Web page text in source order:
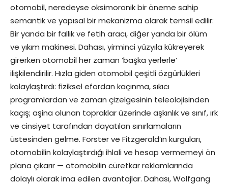
otomobil, neredeyse oksimoronik bir öneme sahip
semantik ve yapısal bir mekanizma olarak temsil edilir:
Bir yanda bir fallik ve fetih aracı, diğer yanda bir ölüm
ve yıkım makinesi. Dahası, yirminci yüzyıla kükreyerek
girerken otomobil her zaman ‘başka yerlerle’
ilişkilendirilir. Hızla giden otomobil çeşitli özgürlükleri
kolaylaştırdı: fiziksel efordan kaçınma, sıkıcı
programlardan ve zaman çizelgesinin teleolojisinden
kaçış; aşina olunan topraklar üzerinde aşkınlık ve sınıf, ırk
ve cinsiyet tarafından dayatılan sınırlamaların
üstesinden gelme. Forster ve Fitzgerald’ın kurguları,
otomobilin kolaylaştırdığı ihlali ve hesap vermemeyi ön
plana çıkarır — otomobilin cüretkar reklamlarında
dolaylı olarak ima edilen avantajlar. Dahası, Wolfgang